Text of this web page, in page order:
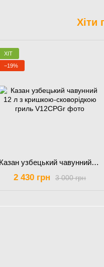
Хіти
ХІТ
−19%
Казан узбецький чавунний 12 л з кришкою-сковорідкою гриль
3 000 грн
2 430 грн